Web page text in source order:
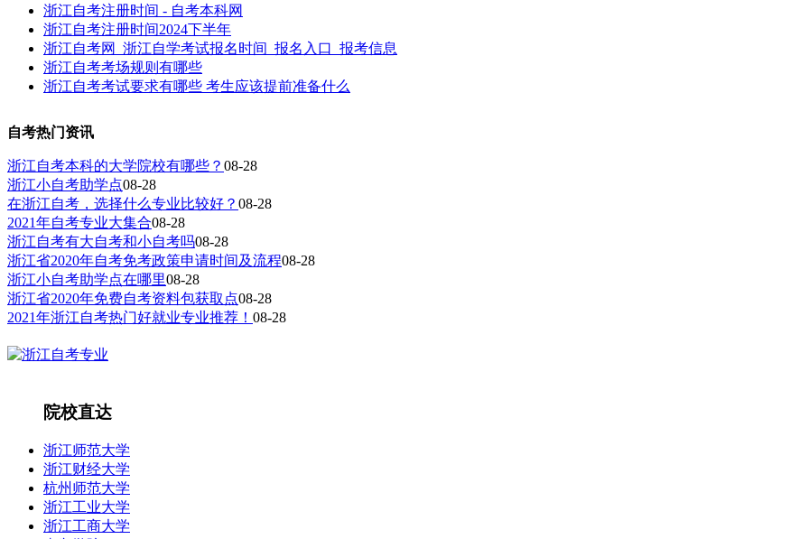
浙江自考注册时间 - 自考本科网
浙江自考注册时间2024下半年
浙江自考网_浙江自学考试报名时间_报名入口_报考信息
浙江自考考场规则有哪些
浙江自考考试要求有哪些 考生应该提前准备什么
自考热门资讯
浙江自考本科的大学院校有哪些？ 08-28
浙江小自考助学点08-28
在浙江自考，选择什么专业比较好？ 08-28
2021年自考专业大集合08-28
浙江自考有大自考和小自考吗08-28
浙江省2020年自考免考政策申请时间及流程08-28
浙江小自考助学点在哪里08-28
浙江省2020年免费自考资料包获取点08-28
2021年浙江自考热门好就业专业推荐！ 08-28
院校直达
浙江师范大学
浙江财经大学
杭州师范大学
浙江工业大学
浙江工商大学